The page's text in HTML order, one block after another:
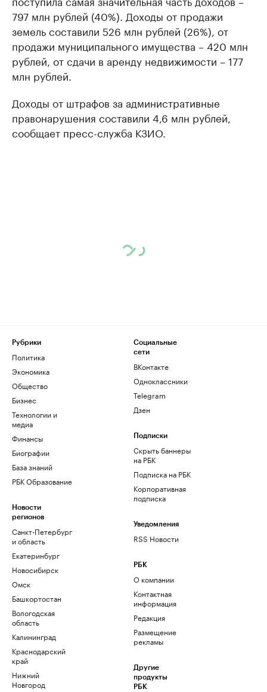
797 млн рублей (40%). Доходы от продажи
земель составили 526 млн рублей (26%), от
продажи муниципального имущества – 420 млн
рублей, от сдачи в аренду недвижимости – 177
млн рублей.
Доходы от штрафов за административные
правонарушения составили 4,6 млн рублей,
сообщает пресс-служба КЗИО.
Рубрики
Политика
Экономика
Общество
Бизнес
Технологии и
медиа
Финансы
Биографии
База знаний
РБК Образование
Новости
регионов
Санкт-Петербург
и область
Екатеринбург
Новосибирск
Омск
Башкортостан
Вологодская
область
Калининград
Краснодарский
край
Нижний
Новгород
Социальные
сети
ВКонтакте
Одноклассники
Telegram
Дзен
Подписки
Скрыть баннеры
на РБК
Подписка на РБК
Корпоративная
подписка
Уведомления
RSS Новости
РБК
О компании
Контактная
информация
Редакция
Размещение
рекламы
Другие
продукты
РБК